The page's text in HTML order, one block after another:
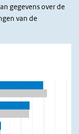
gegevens over de
van de